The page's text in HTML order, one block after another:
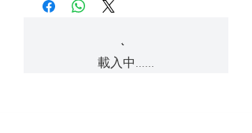
無自行組裝能力者可另外購買到府
安裝時嚴格遵照說明書和安全警
將盡快安排換貨。
七日鑑賞期內如需退回產品請保持
包裝完整，如產品有所損耗本公司
將按情況酌收費用。
行改裝，拆卸，修理隨附電源，電
●未按照組裝說明書上指示安裝。
分行 弘穎有限公司 帳號:
Paypal信用卡一次付清
載入中......